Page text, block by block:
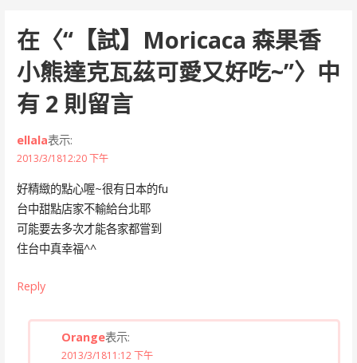
在〈“【試】Moricaca 森果香
小熊達克瓦茲可愛又好吃~”〉中
有 2 則留言
ellala表示:
2013/3/1812:20 下午
好精緻的點心喔~很有日本的fu
台中甜點店家不輸給台北耶
可能要去多次才能各家都嘗到
住台中真幸福^^
Reply
Orange表示:
2013/3/1811:12 下午